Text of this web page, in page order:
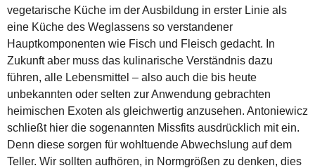
vegetarische Küche im der Ausbildung in erster Linie als
eine Küche des Weglassens so verstandener
Hauptkomponenten wie Fisch und Fleisch gedacht. In
Zukunft aber muss das kulinarische Verständnis dazu
führen, alle Lebensmittel – also auch die bis heute
unbekannten oder selten zur Anwendung gebrachten
heimischen Exoten als gleichwertig anzusehen. Antoniewicz
schließt hier die sogenannten Missfits ausdrücklich mit ein.
Denn diese sorgen für wohltuende Abwechslung auf dem
Teller. Wir sollten aufhören, in Normgrößen zu denken, dies